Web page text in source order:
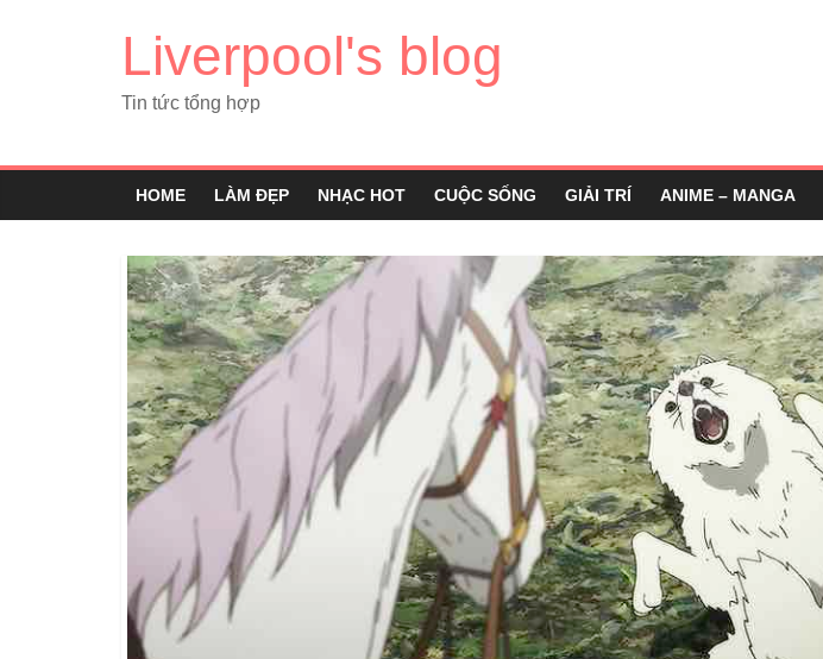
Liverpool's blog
Tin tức tổng hợp
HOME LÀM ĐẸP NHẠC HOT CUỘC SỐNG GIẢI TRÍ ANIME – MANGA